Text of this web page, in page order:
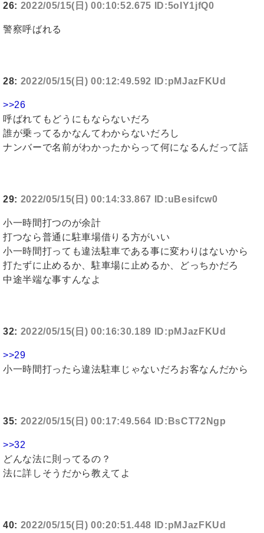
26: 2022/05/15(日) 00:10:52.675 ID:5oIY1jfQ0
警察呼ばれる
28: 2022/05/15(日) 00:12:49.592 ID:pMJazFKUd
>>26
呼ばれてもどうにもならないだろ
誰が乗ってるかなんてわからないだろし
ナンバーで名前がわかったからって何になるんだって話
29: 2022/05/15(日) 00:14:33.867 ID:uBesifcw0
小一時間打つのが余計
打つなら普通に駐車場借りる方がいい
小一時間打っても違法駐車である事に変わりはないから
打たずに止めるか、駐車場に止めるか、どっちかだろ
中途半端な事すんなよ
32: 2022/05/15(日) 00:16:30.189 ID:pMJazFKUd
>>29
小一時間打ったら違法駐車じゃないだろお客なんだから
35: 2022/05/15(日) 00:17:49.564 ID:BsCT72Ngp
>>32
どんな法に則ってるの？
法に詳しそうだから教えてよ
40: 2022/05/15(日) 00:20:51.448 ID:pMJazFKUd